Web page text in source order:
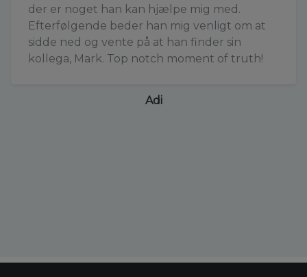
der er noget han kan hjælpe mig med.
Efterfølgende beder han mig venligt om at
sidde ned og vente på at han finder sin
kollega, Mark. Top notch moment of truth!
Adi